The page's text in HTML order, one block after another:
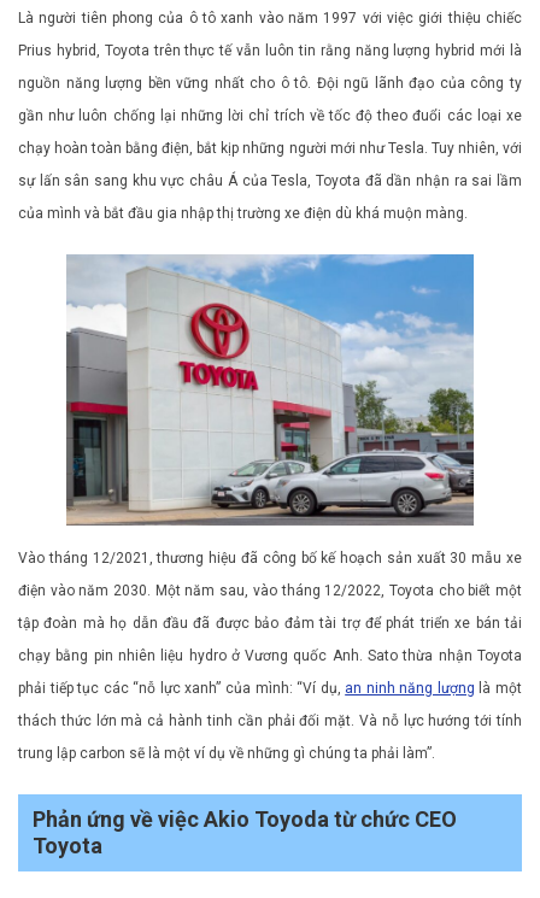
Là người tiên phong của ô tô xanh vào năm 1997 với việc giới thiệu chiếc
Prius hybrid, Toyota trên thực tế vẫn luôn tin rằng năng lượng hybrid mới là
nguồn năng lượng bền vững nhất cho ô tô. Đội ngũ lãnh đạo của công ty
gần như luôn chống lại những lời chỉ trích về tốc độ theo đuổi các loại xe
chạy hoàn toàn bằng điện, bắt kịp những người mới như Tesla. Tuy nhiên, với
sự lấn sân sang khu vực châu Á của Tesla, Toyota đã dần nhận ra sai lầm
của mình và bắt đầu gia nhập thị trường xe điện dù khá muộn màng.
Vào tháng 12/2021, thương hiệu đã công bố kế hoạch sản xuất 30 mẫu xe
điện vào năm 2030. Một năm sau, vào tháng 12/2022, Toyota cho biết một
tập đoàn mà họ dẫn đầu đã được bảo đảm tài trợ để phát triển xe bán tải
chạy bằng pin nhiên liệu hydro ở Vương quốc Anh. Sato thừa nhận Toyota
phải tiếp tục các “nỗ lực xanh” của mình: “Ví dụ, an ninh năng lượng là một
thách thức lớn mà cả hành tinh cần phải đối mặt. Và nỗ lực hướng tới tính
trung lập carbon sẽ là một ví dụ về những gì chúng ta phải làm”.
Phản ứng về việc Akio Toyoda từ chức CEO
Toyota